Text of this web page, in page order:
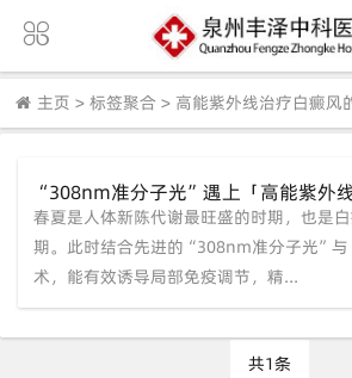
主页 > 标签聚合 > 高能紫外线治疗白癜风
“308nm准分子光”遇上「高能紫外
金期）——泉州中科白癜风医院精准医
春夏是人体新陈代谢最旺盛的时期，也是
期。此时结合先进的“308nm准分子光”与
术，能有效诱导局部免疫调节，精...
共1条